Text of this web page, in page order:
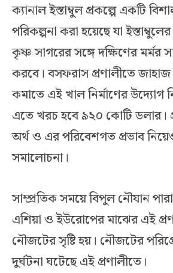
ক্যানাল ইস্তাম্বুল প্রকল্পে একটি
পরিকল্পনা করা হয়েছে যা
কৃষ্ণ সাগরের সঙ্গে দক্ষিণের মর্মর
করবে। বসফরাস প্রণালীতে
কমাতে এই খাল নির্মাণের উদ্যোগ
এতে খরচ হবে ৯২০ কোটি ডলার।
অর্থ ও এর পরিবেশগত প্রভাব
সমালোচনা।
সাম্প্রতিক সময়ে বিপুল নৌযান
এশিয়া ও ইউরোপের মাঝের এই
নৌজটের সৃষ্টি হয়। নৌজটের
দুর্ঘটনা ঘটেছে এই প্রণালীতে।